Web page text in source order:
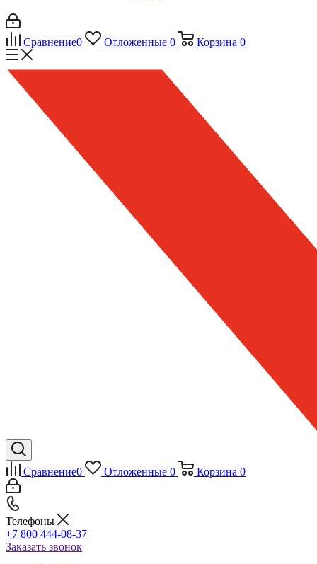
Сравнение0 Отложенные 0 Корзина 0
Сравнение0 Отложенные 0 Корзина 0
Телефоны
+7 800 444-08-37
Заказать звонок